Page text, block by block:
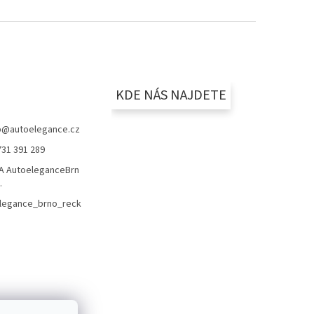
@autoelegance.cz
391 289
AutoeleganceBrn
KDE NÁS NAJDETE